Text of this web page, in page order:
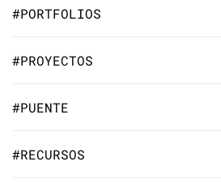
#PORTFOLIOS
#PROYECTOS
#PUENTE
#RECURSOS